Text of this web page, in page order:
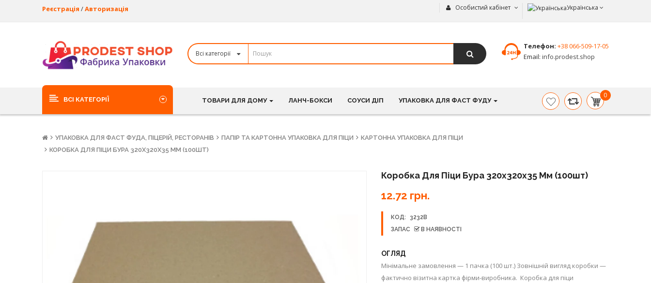
Реєстрація /Авторизація Особистий кабінет Українська
Телефон: +38 066-509-17-05
Email: info.prodest.shop
ВСІ КАТЕГОРІЇ ТОВАРИ ДЛЯ ДОМУ ЛАНЧ-БОКСИ СОУСИ ДІП УПАКОВКА ДЛЯ ФАСТ ФУДУ
0
item(s)
-
УПАКОВКА ДЛЯ ФАСТ ФУДА, ПІЦЕРІЙ, РЕСТОРАНІВ ПАПІР ТА КАРТОННА УПАКОВКА ДЛЯ ПІЦИ
КАРТОННА УПАКОВКА ДЛЯ ПІЦИ
КОРОБКА ДЛЯ ПІЦИ БУРА 320Х320Х35 ММ (100ШТ)
Коробка Для Піци Бура 320х320х35 Мм (100шт)
12.72 грн.
КОД:
3232B
ЗАПАС
В НАЯВНОСТІ
ОГЛЯД
Мінімальне замовлення — 1 пачка (100 шт.) Зовнішній вигляд коробки —
фактично візитна картка фірми-виробника. Коробка для піци